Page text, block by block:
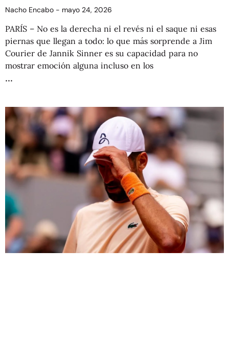
Nacho Encabo mayo 24, 2026
PARÍS – No es la derecha ni el revés ni el saque ni esas
piernas que llegan a todo: lo que más sorprende a Jim
Courier de Jannik Sinner es su capacidad para no
mostrar emoción alguna incluso en los